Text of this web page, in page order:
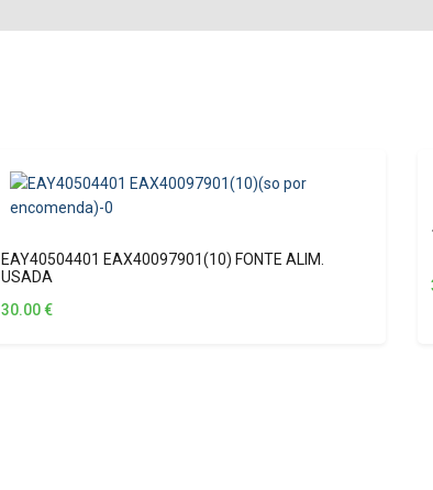
EAY40504401 EAX40097901(10) FONTE ALIM.
USADA
30.00€